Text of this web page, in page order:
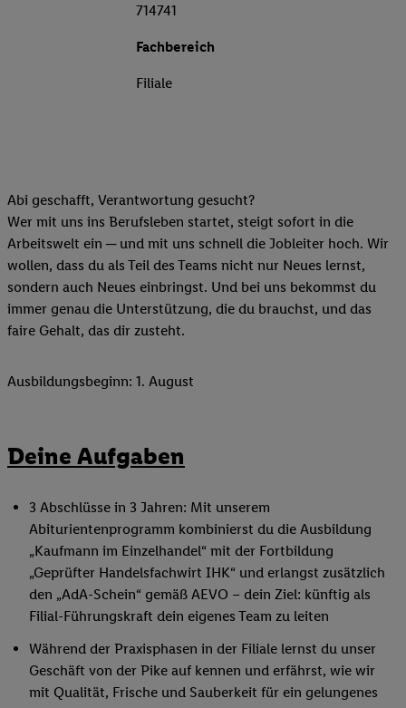
714741
Fachbereich
Filiale
Abi geschafft, Verantwortung gesucht?
Wer mit uns ins Berufsleben startet, steigt sofort in die
Arbeitswelt ein ─ und mit uns schnell die Jobleiter hoch. Wir
wollen, dass du als Teil des Teams nicht nur Neues lernst,
sondern auch Neues einbringst. Und bei uns bekommst du
immer genau die Unterstützung, die du brauchst, und das
faire Gehalt, das dir zusteht.
Ausbildungsbeginn: 1. August
Deine Aufgaben
3 Abschlüsse in 3 Jahren: Mit unserem
Abiturientenprogramm kombinierst du die Ausbildung
„Kaufmann im Einzelhandel“ mit der Fortbildung
„Geprüfter Handelsfachwirt IHK“ und erlangst zusätzlich
den „AdA-Schein“ gemäß AEVO – dein Ziel: künftig als
Filial-Führungskraft dein eigenes Team zu leiten
Während der Praxisphasen in der Filiale lernst du unser
Geschäft von der Pike auf kennen und erfährst, wie wir
mit Qualität, Frische und Sauberkeit für ein gelungenes